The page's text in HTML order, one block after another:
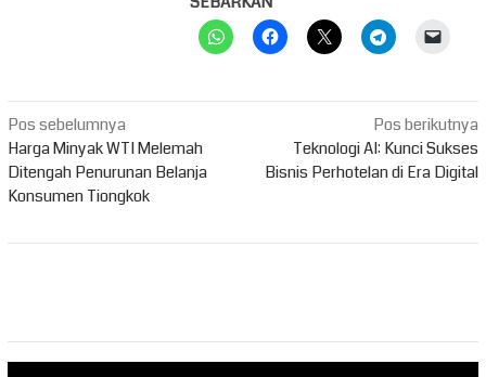
Navigasi
pos
Pos sebelumnya
Harga Minyak WTI Melemah
Ditengah Penurunan Belanja
Konsumen Tiongkok
Pos berikutnya
Teknologi AI: Kunci Sukses
Bisnis Perhotelan di Era Digital